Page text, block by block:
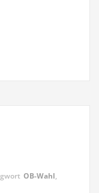
OB-Wahl,